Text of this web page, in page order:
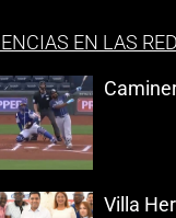
EN LAS
Villa